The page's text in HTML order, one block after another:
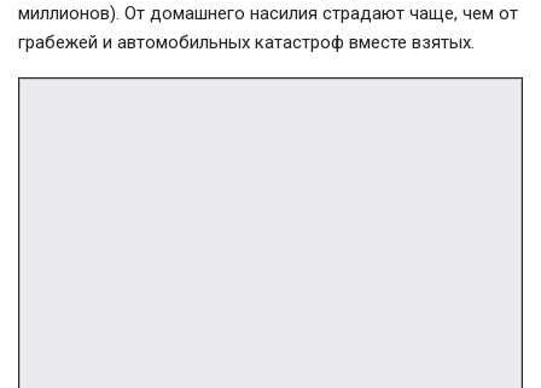
миллионов). От домашнего насилия страдают чаще, чем от
грабежей и автомобильных катастроф вместе взятых.